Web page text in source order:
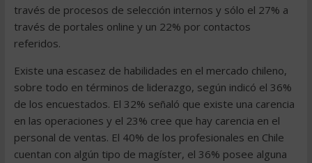
través de procesos de selección internos y sólo el 27% a
través de portales online y un 22% por contactos
referidos.
Existe una escasez de habilidades en el mercado chileno,
sobre todo en términos de liderazgo, según indicó el 36%
de los encuestados. El 32% señaló que existe una carencia
en las operaciones y el 23% cree que hay carencia en el
personal de ventas. El 40% de los profesionales en Chile
cuentan con algún tipo de magíster, el 36% posee alguna